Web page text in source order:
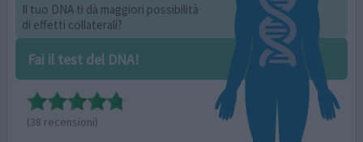
Il tuo DNA ti dà maggiori possibilità
di effetti collaterali?
Fai il test del DNA!
(38 recensioni)